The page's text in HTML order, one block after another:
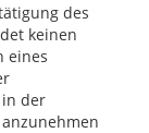
des
keinen
eines
in der